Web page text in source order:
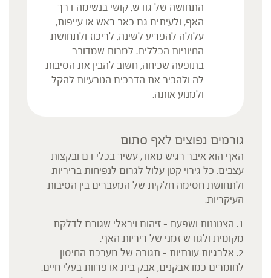
התחושה של גודש, קושי בנשימה דרך
האף, ולעיתים גם כאב ראש או עייפות,
עלולה להפריע לשינה, לריכוז ולתחושת
החיוניות הכללית. למרות שמדובר
בתופעה שכיחה, חשוב להבין את הסיבות
לה ולהכיר את הדרכים הטבעיות להקל
ולמנוע אותה.
גורמים נפוצים לאף סתום
האף הוא איבר רגיש מאוד, עשיר בכלי דם ובקצות
עצבים. כל גירוי קטן עלול לגרום לנפיחות בריריות
ולתחושת חסימה חלקית של המעברים בין הסיבות
העיקריות.
1. הצטננות ושפעת – זיהום ויראלי שגורם לדלקת
מקומית ולגודש זמני של ריריות האף.
2. אלרגיות עונתיות – תגובה של מערכת החיסון
לחומרים כמו אבקנים, אבק בית או פרוות בעלי חיים.